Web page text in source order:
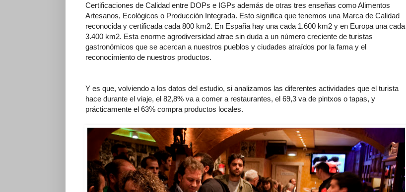
Certificaciones de Calidad entre DOPs e IGPs además de otras tres enseñas como Alimentos
Artesanos, Ecológicos o Producción Integrada. Esto significa que tenemos una Marca de Calidad
reconocida y certificada cada 800 km2. En España hay una cada 1.600 km2 y en Europa una cada
3.400 km2. Esta enorme agrodiversidad atrae sin duda a un número creciente de turistas
gastronómicos que se acercan a nuestros pueblos y ciudades atraídos por la fama y el
reconocimiento de nuestros productos.
Y es que, volviendo a los datos del estudio, si analizamos las diferentes actividades que el turista
hace durante el viaje, el 82,8% va a comer a restaurantes, el 69,3 va de pintxos o tapas, y
prácticamente el 63% compra productos locales.